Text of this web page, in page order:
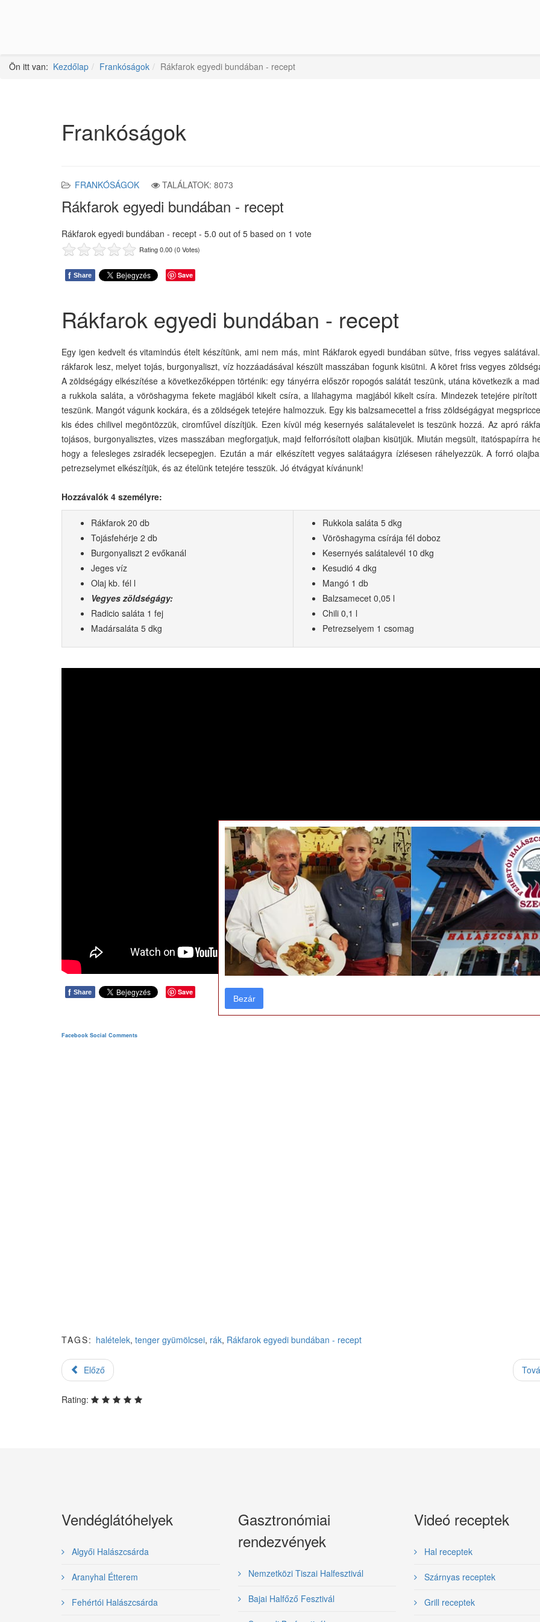
Ön itt van: Kezdőlap Frankóságok Rákfarok egyedi bundában - recept
Frankóságok
FRANKÓSÁGOK TALÁLATOK: 8073
Rákfarok egyedi bundában - recept
Rákfarok egyedi bundában - recept - 5.0 out of 5 based on 1 vote
Rating 0.00 (0 Votes)
f Share Save
Rákfarok egyedi bundában - recept
Egy igen kedvelt és vitamindús ételt készítünk, ami nem más, mint Rákfarok egyedi bundában sütve, friss vegyes
rákfarok lesz, melyet tojás, burgonyaliszt, víz hozzáadásával készült masszában fogunk kisütni. A köret friss vegyes
A zöldségágy elkészítése a következőképpen történik: egy tányérra először ropogós salátát teszünk, utána következik a
a rukkola saláta, a vöröshagyma fekete magjából kikelt csíra, a lilahagyma magjából kikelt csíra. Mindezek tetejére pirított
teszünk. Mangót vágunk kockára, és a zöldségek tetejére halmozzuk. Egy kis balzsamecettel a friss zöldségágyat
kis édes chilivel megöntözzük, ciromfűvel díszítjük. Ezen kívül még kesernyés salátalevelet is teszünk hozzá. Az apró
tojásos, burgonyalisztes, vizes masszában megforgatjuk, majd felforrósított olajban kisütjük. Miután megsült, itatóspapírra
hogy a felesleges zsiradék lecsepegjen. Ezután a már elkészített vegyes salátaágyra ízlésesen ráhelyezzük. A forró
petrezselymet elkészítjük, és az ételünk tetejére tesszük. Jó étvágyat kívánunk!
Hozzávalók 4 személyre:
Rákfarok 20 db
Tojásfehérje 2 db
Burgonyaliszt 2 evőkanál
Jeges víz
Olaj kb. fél l
Vegyes zöldségágy:
Radicio saláta 1 fej
Madársaláta 5 dkg
Rukkola saláta 5 dkg
Vöröshagyma csírája fél doboz
Kesernyés salátalevél 10 dkg
Kesudió 4 dkg
Mangó 1 db
Balzsamecet 0,05 l
Chili 0,1 l
Petrezselyem 1 csomag
f Share Save
Facebook Social Comments
TAGS: halételek, tenger gyümölcsei, rák, Rákfarok egyedi bundában - recept
Előző
Rating:
Vendéglátóhelyek
Algyői Halászcsárda
Aranyhal Étterem
Fehértói Halászcsárda
Gasztronómiai
rendezvények
Nemzetközi Tiszai Halfesztivál
Bajai Halfőző Fesztivál
Videó receptek
Hal receptek
Szárnyas receptek
Grill receptek
Bezár
Bezár